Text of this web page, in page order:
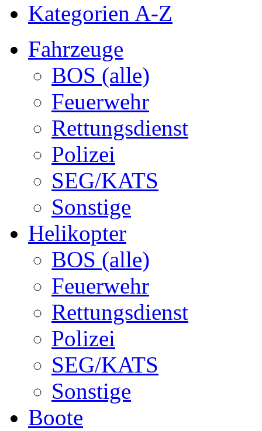
Kategorien A-Z
Fahrzeuge
BOS (alle)
Feuerwehr
Rettungsdienst
Polizei
SEG/KATS
Sonstige
Helikopter
BOS (alle)
Feuerwehr
Rettungsdienst
Polizei
SEG/KATS
Sonstige
Boote